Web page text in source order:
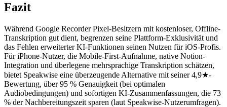
Fazit
Während Google Recorder Pixel-Besitzern mit kostenloser, Offline-
Transkription gut dient, begrenzen seine Plattform-Exklusivität und
das Fehlen erweiterter KI-Funktionen seinen Nutzen für iOS-Profis.
Für iPhone-Nutzer, die Mobile-First-Aufnahme, native Notion-
Integration und überlegene mehrsprachige Transkription schätzen,
bietet Speakwise eine überzeugende Alternative mit seiner 4,9★-
Bewertung, über 95 % Genauigkeit (bei optimalen
Audiobedingungen) und sofortigen KI-Zusammenfassungen, die 73
% der Nachbereitungszeit sparen (laut Speakwise-Nutzerumfragen).